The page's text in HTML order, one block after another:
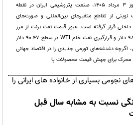
در روز ۳ مرداد ۱۴۰۵، صنعت پتروشیمی ایران در نقطه
از تقاطع متغیرهای بین‌المللی و صورت‌های
داخلی قرار گرفته است. عبور قیمت نفت برنت از مرز
۹۸.۳۸ دلار و قرارگیری نفت خام WTI در سطح ۹۰.۴۷ دلار
اگرچه دغدغه‌های تورمی جدیدی را در اقتصاد جهانی
محرک برای جهش قیمت محصولات پا
نجومی بسیاری از خانواده های ایرانی را
نسبت به مشابه سال قبل